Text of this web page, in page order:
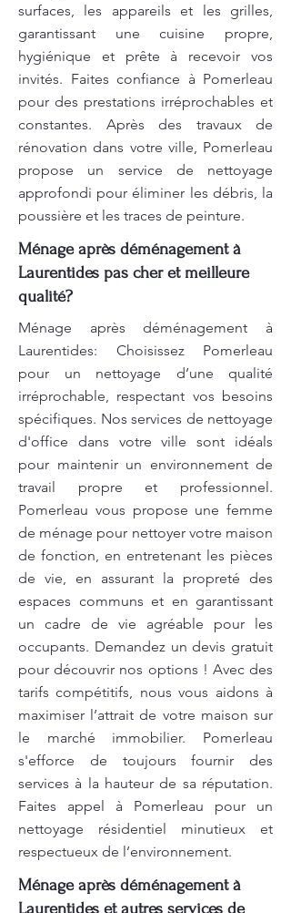
surfaces, les appareils et les grilles,
garantissant une cuisine propre,
hygiénique et prête à recevoir vos
invités. Faites confiance à Pomerleau
pour des prestations irréprochables et
constantes. Après des travaux de
rénovation dans votre ville, Pomerleau
propose un service de nettoyage
approfondi pour éliminer les débris, la
poussière et les traces de peinture.
Ménage après déménagement à
Laurentides pas cher et meilleure
qualité?
Ménage après déménagement à
Laurentides: Choisissez Pomerleau
pour un nettoyage d’une qualité
irréprochable, respectant vos besoins
spécifiques. Nos services de nettoyage
d'office dans votre ville sont idéals
pour maintenir un environnement de
travail propre et professionnel.
Pomerleau vous propose une femme
de ménage pour nettoyer votre maison
de fonction, en entretenant les pièces
de vie, en assurant la propreté des
espaces communs et en garantissant
un cadre de vie agréable pour les
occupants. Demandez un devis gratuit
pour découvrir nos options ! Avec des
tarifs compétitifs, nous vous aidons à
maximiser l’attrait de votre maison sur
le marché immobilier. Pomerleau
s'efforce de toujours fournir des
services à la hauteur de sa réputation.
Faites appel à Pomerleau pour un
nettoyage résidentiel minutieux et
respectueux de l’environnement.
Ménage après déménagement à
Laurentides et autres services de